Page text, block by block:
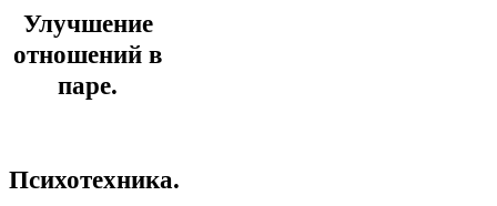
Улучшение
отношений в
паре.
Психотехника.